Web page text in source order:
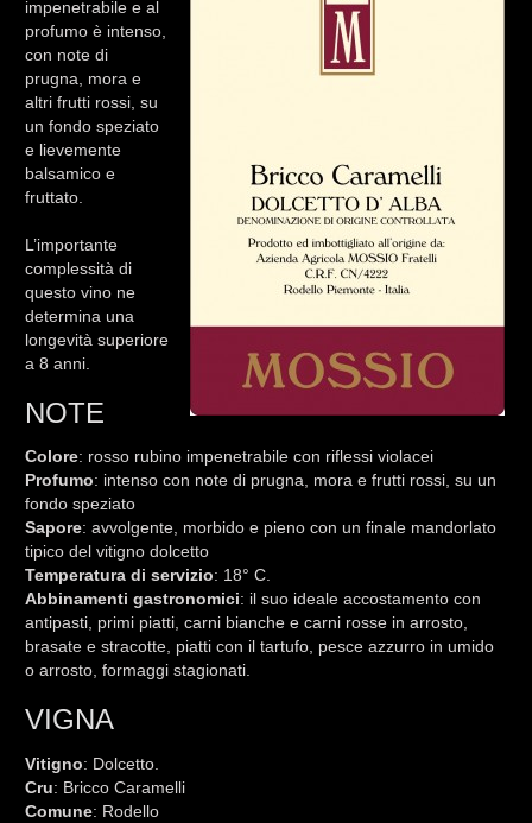
impenetrabile e al
profumo è intenso,
con note di
prugna, mora e
altri frutti rossi, su
un fondo speziato
e lievemente
balsamico e
fruttato.
L’importante
complessità di
questo vino ne
determina una
longevità superiore
a 8 anni.
NOTE
Colore: rosso rubino impenetrabile con riflessi violacei
Profumo: intenso con note di prugna, mora e frutti rossi, su un
fondo speziato
Sapore: avvolgente, morbido e pieno con un finale mandorlato
tipico del vitigno dolcetto
Temperatura di servizio: 18° C.
Abbinamenti gastronomici: il suo ideale accostamento con
antipasti, primi piatti, carni bianche e carni rosse in arrosto,
brasate e stracotte, piatti con il tartufo, pesce azzurro in umido
o arrosto, formaggi stagionati.
VIGNA
Vitigno: Dolcetto.
Cru: Bricco Caramelli
Comune: Rodello